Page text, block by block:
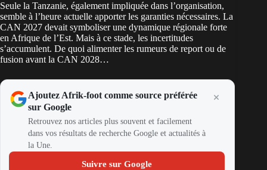
Seule la Tanzanie, également impliquée dans l’organisation,
semble à l’heure actuelle apporter les garanties nécessaires. La
CAN 2027 devait symboliser une dynamique régionale forte
en Afrique de l’Est. Mais à ce stade, les incertitudes
s’accumulent. De quoi alimenter les rumeurs de report ou de
fusion avant la CAN 2028…
Ajoutez Afrik-foot comme source préférée
sur Google
Retrouvez nos articles plus souvent et facilement
dans vos résultats de recherche Google et actualités à
la Une.
Suivre sur Google